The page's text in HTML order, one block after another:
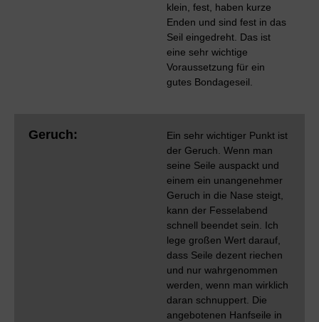
klein, fest, haben kurze
Enden und sind fest in das
Seil eingedreht. Das ist
eine sehr wichtige
Voraussetzung für ein
gutes Bondageseil.
Geruch:
Ein sehr wichtiger Punkt ist
der Geruch. Wenn man
seine Seile auspackt und
einem ein unangenehmer
Geruch in die Nase steigt,
kann der Fesselabend
schnell beendet sein. Ich
lege großen Wert darauf,
dass Seile dezent riechen
und nur wahrgenommen
werden, wenn man wirklich
daran schnuppert. Die
angebotenen Hanfseile in